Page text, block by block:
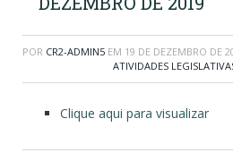
POR CR2-ADMIN5 EM 19 DE DEZEMBRO DE
ATIVIDADES
Clique aqui para visualizar